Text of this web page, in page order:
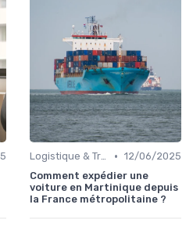
Logistique & Transport • 12/06/2025
Comment expédier une
voiture en Martinique depuis
la France métropolitaine ?